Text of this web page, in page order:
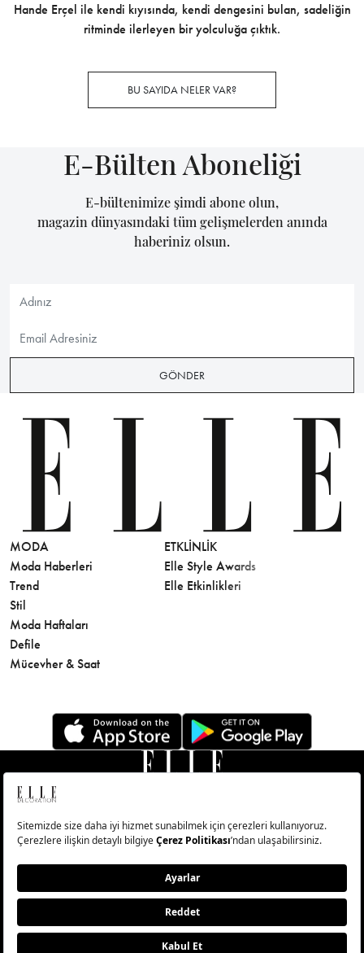
Hande Erçel ile kendi kıyısında, kendi dengesini bulan, sadeliğin
ritminde ilerleyen bir yolculuğa çıktık.
BU SAYIDA NELER VAR?
E-Bülten Aboneliği
E-bültenimize şimdi abone olun,
magazin dünyasındaki tüm gelişmelerden anında
haberiniz olsun.
GÖNDER
MODA
Moda Haberleri
Trend
Stil
Moda Haftaları
Defile
Mücevher & Saat
ETKLINLIK
Elle Style Awards
Elle Etkinlikleri
© Big Medya Teknoloji A.Ş. Altunizade Mahallesi Kuşbakışı
Caddesi No:27/1 Üsküdar/İstanbul
Aydınlatma Metni
Copyright © 2026 - Tüm Hakları Saklıdır.